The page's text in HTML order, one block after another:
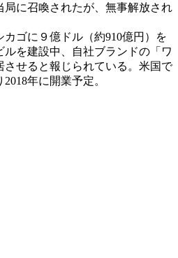
局に召喚されたが、無事解放され
カゴに９億ドル（約910億円）を
を建設中、自社ブランドの「ワ
させると報じられている。米国で
年に開業予定。